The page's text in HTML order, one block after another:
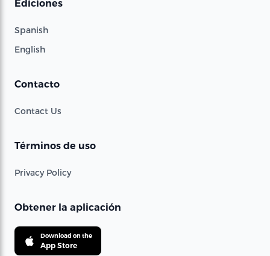
Ediciones
Spanish
English
Contacto
Contact Us
Términos de uso
Privacy Policy
Obtener la aplicación
Download on the
App Store